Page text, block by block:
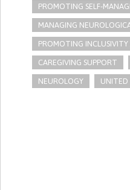
PROMOTING SELF-
MANAGING
PROMOTING
CAREGIVING SUPPORT
NEUROLOGY UNITED